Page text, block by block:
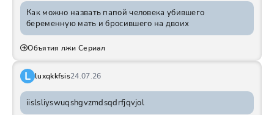
Как можно назвать папой человека убившего
беременную мать и бросившего на двоих
Объятия лжи Сериал
L luxqkkfsis24.07.26
iislsliyswuqshgvzmdsqdrfjqvjol